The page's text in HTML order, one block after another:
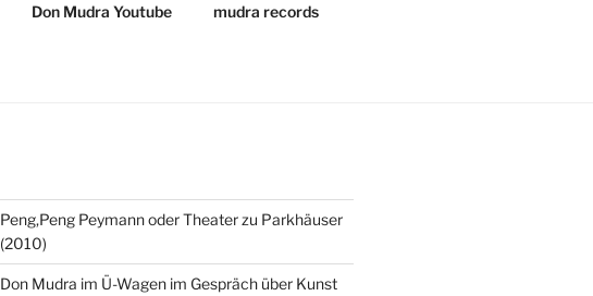
Don Mudra Youtube mudra records
Peng,Peng Peymann oder Theater zu Parkhäuser
(2010)
Don Mudra im Ü-Wagen im Gespräch über Kunst